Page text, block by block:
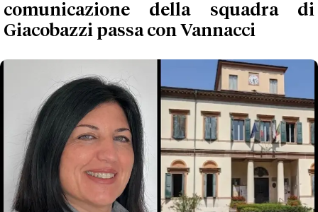
comunicazione della squadra di
Giacobazzi passa con Vannacci